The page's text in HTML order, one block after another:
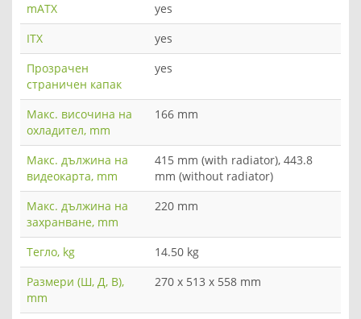
mATX
yes
ITX
yes
Прозрачен
страничен капак
yes
Макс. височина на
охладител, mm
166 mm
Макс. дължина на
видеокарта, mm
415 mm (with radiator), 443.8
mm (without radiator)
Макс. дължина на
захранване, mm
220 mm
Тегло, kg
14.50 kg
Размери (Ш, Д, В),
mm
270 x 513 x 558 mm